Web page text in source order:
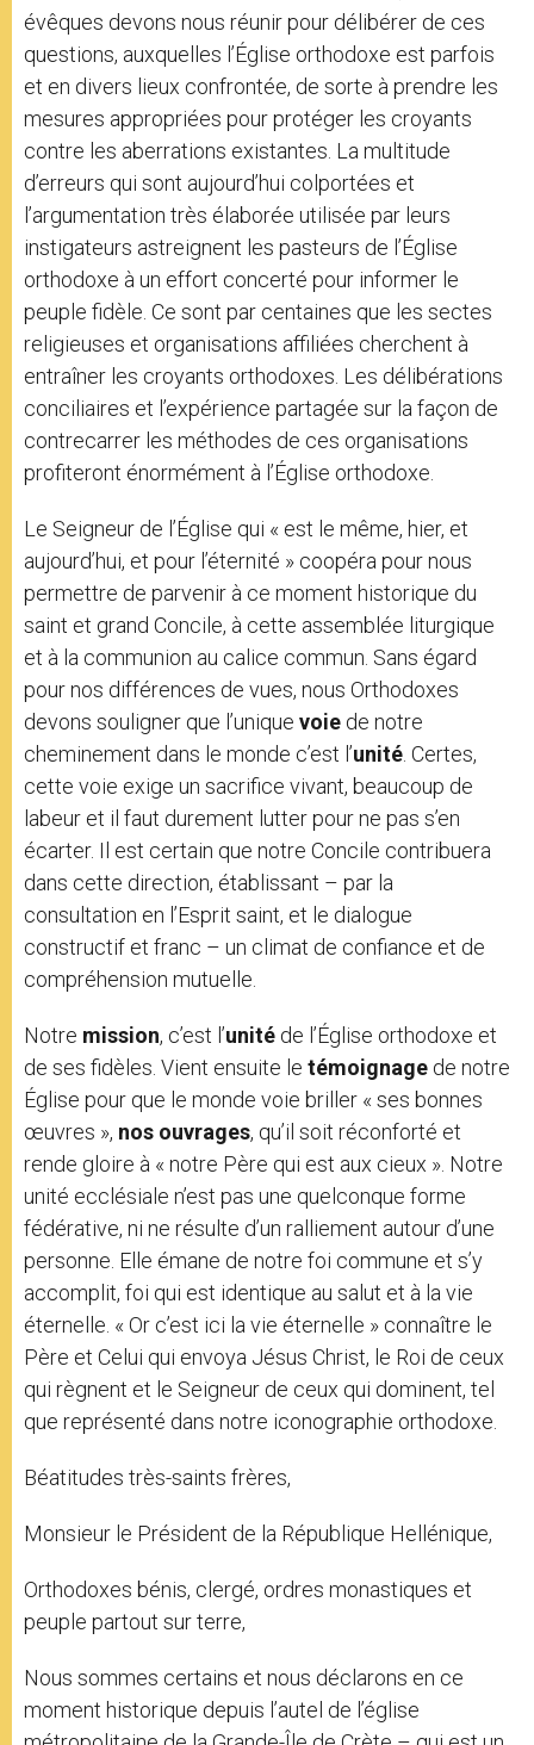
évêques devons nous réunir pour délibérer de ces
questions, auxquelles l’Église orthodoxe est parfois
et en divers lieux confrontée, de sorte à prendre les
mesures appropriées pour protéger les croyants
contre les aberrations existantes. La multitude
d’erreurs qui sont aujourd’hui colportées et
l’argumentation très élaborée utilisée par leurs
instigateurs astreignent les pasteurs de l’Église
orthodoxe à un effort concerté pour informer le
peuple fidèle. Ce sont par centaines que les sectes
religieuses et organisations affiliées cherchent à
entraîner les croyants orthodoxes. Les délibérations
conciliaires et l’expérience partagée sur la façon de
contrecarrer les méthodes de ces organisations
profiteront énormément à l’Église orthodoxe.
Le Seigneur de l’Église qui « est le même, hier, et
aujourd’hui, et pour l’éternité » coopéra pour nous
permettre de parvenir à ce moment historique du
saint et grand Concile, à cette assemblée liturgique
et à la communion au calice commun. Sans égard
pour nos différences de vues, nous Orthodoxes
devons souligner que l’unique voie de notre
cheminement dans le monde c’est l’unité . Certes,
cette voie exige un sacrifice vivant, beaucoup de
labeur et il faut durement lutter pour ne pas s’en
écarter. Il est certain que notre Concile contribuera
dans cette direction, établissant – par la
consultation en l’Esprit saint, et le dialogue
constructif et franc – un climat de confiance et de
compréhension mutuelle.
Notre mission, c’est l’unité de l’Église orthodoxe et
de ses fidèles. Vient ensuite le témoignage de notre
Église pour que le monde voie briller « ses bonnes
œuvres », nos ouvrages, qu’il soit réconforté et
rende gloire à « notre Père qui est aux cieux ». Notre
unité ecclésiale n’est pas une quelconque forme
fédérative, ni ne résulte d’un ralliement autour d’une
personne. Elle émane de notre foi commune et s’y
accomplit, foi qui est identique au salut et à la vie
éternelle. « Or c’est ici la vie éternelle » connaître le
Père et Celui qui envoya Jésus Christ, le Roi de ceux
qui règnent et le Seigneur de ceux qui dominent, tel
que représenté dans notre iconographie orthodoxe.
Béatitudes très-saints frères,
Monsieur le Président de la République Hellénique,
Orthodoxes bénis, clergé, ordres monastiques et
peuple partout sur terre,
Nous sommes certains et nous déclarons en ce
moment historique depuis l’autel de l’église